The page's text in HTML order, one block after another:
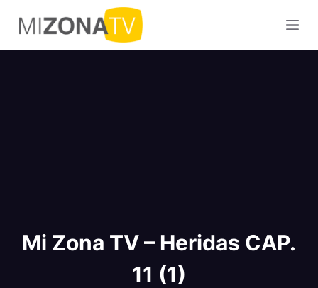
S
a
l
Mi Zona TV – Heridas CAP.
11 (1)